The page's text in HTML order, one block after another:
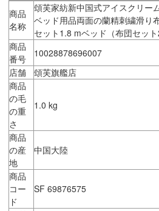
商品
名称
頌芙家紡新中国式アイスクリー
ベッド用品両面の蘭精刺繍滑り
セット1.8 mベッド（布団セット
商品
番号
10028878696007
店舗
頌芙旗艦店
商品
の毛
の重
さ
1.0 kg
商品
の産
地
中国大陸
商品
コー
ド
SF 69876575